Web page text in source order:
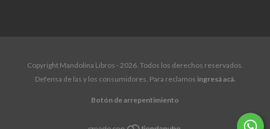
Copyright Mandolina Libros - 2026. Todos los derechos reservados.
Defensa de las y los consumidores. Para reclamos ingresá acá.
Botón de arrepentimiento